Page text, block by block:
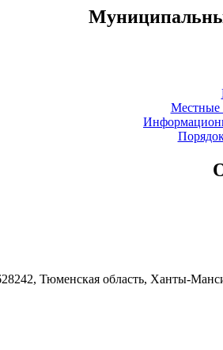
Местные
Тюменская область, Ханты-